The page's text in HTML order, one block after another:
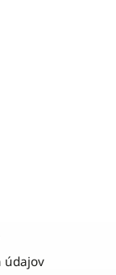
údajov